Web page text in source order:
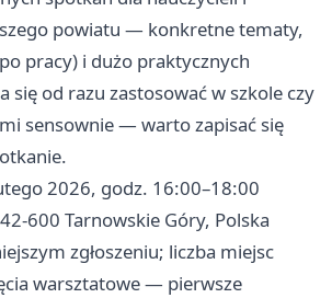
powiatu — konkretne tematy,
pracy) i dużo praktycznych
się od razu zastosować w szkole czy
sensownie — warto zapisać się
2026, godz. 16:00–18:00
600 Tarnowskie Góry, Polska
zgłoszeniu; liczba miejsc
warsztatowe — pierwsze